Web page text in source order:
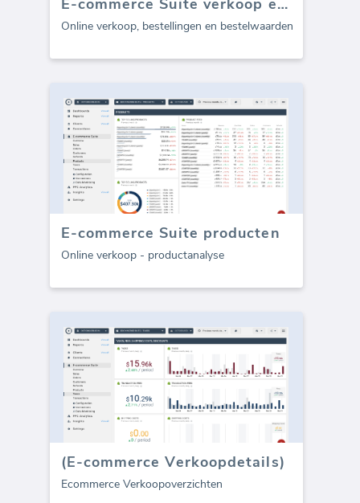
E-commerce Suite verkoop en bestellingen
Online verkoop, bestellingen en bestelwaarden
E-commerce Suite producten
Online verkoop - productanalyse
(E-commerce Verkoopdetails)
Ecommerce Verkoopoverzichten